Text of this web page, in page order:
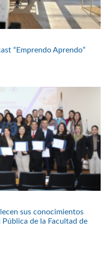
“Emprendo Aprendo”
sus conocimientos
de la Facultad de